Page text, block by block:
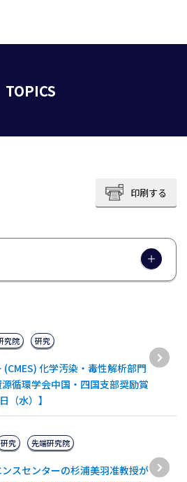
TOPICS
印刷する
化学汚染・毒性解析部門
循環学会中国・四国支部奨励賞
（水）】
究院 研究
スセンターの杉浦美羽准教授が
研究 先端研究院